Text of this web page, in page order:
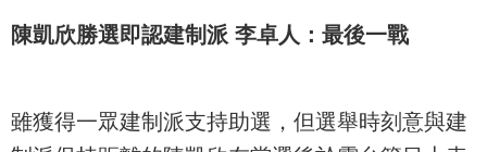
陳凱欣勝選即認建制派 李卓人：最後一戰
雖獲得一眾建制派支持助選，但選舉時刻意與建